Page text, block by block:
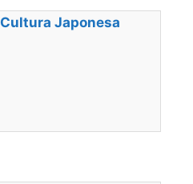
Cultura Japonesa